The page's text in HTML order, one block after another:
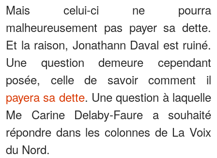
Mais celui-ci ne pourra
malheureusement pas payer sa dette.
Et la raison, Jonathann Daval est ruiné.
Une question demeure cependant
posée, celle de savoir comment il
payera sa dette. Une question à laquelle
Me Carine Delaby-Faure a souhaité
répondre dans les colonnes de La Voix
du Nord.